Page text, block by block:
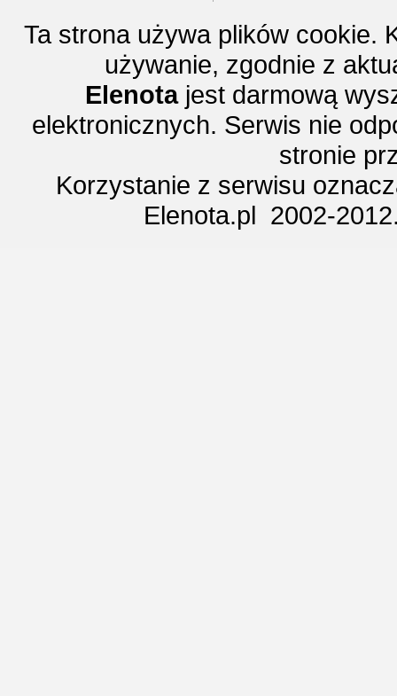
Ta strona używa plików cookie.
używanie, zgodnie z
Elenotajest darmową
elektronicznych. Serwis nie
stronie
Korzystanie z serwisu
Elenota.pl 2002-